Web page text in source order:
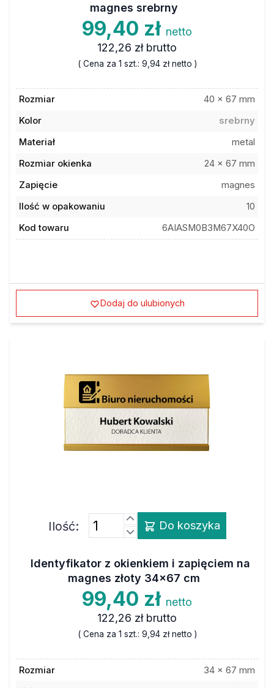
magnes srebrny
99,40 zł netto
122,26 zł brutto
( Cena za 1 szt.: 9,94 złnetto )
Rozmiar
40 x 67 mm
Kolor
srebrny
Materiał
metal
Rozmiar okienka
24 x 67 mm
Zapięcie
magnes
Ilość w opakowaniu
10
Kod towaru
6AIASM0B3M67X40O
Dodaj do ulubionych
Ilość: Do koszyka
Identyfikator z okienkiem i zapięciem na
magnes złoty 34x67 cm
99,40 zł netto
122,26 zł brutto
( Cena za 1 szt.: 9,94 złnetto )
Rozmiar
34 x 67 mm